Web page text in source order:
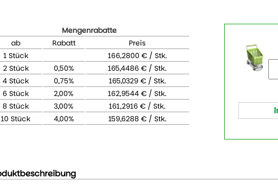
Mengenrabatte
ab
Rabatt
Preis
1 Stück
166,2800 € / Stk.
2 Stück
0,50%
165,4486 € / Stk.
4 Stück
0,75%
165,0329 € / Stk.
6 Stück
2,00%
162,9544 € / Stk.
8 Stück
3,00%
161,2916 € / Stk.
10 Stück
4,00% 159,6288 € / Stk.